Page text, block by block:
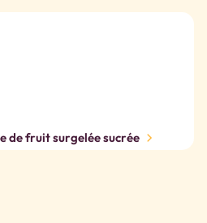
de fruit surgelée sucrée